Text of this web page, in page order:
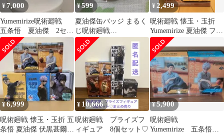
¥7,000
Yumemirize呪術廻戦
五条悟 夏油傑 2セッ
ト
¥599
夏油傑缶バッジ まるく
じ呪術廻戦
SummerMemories 浴衣
懐玉 高専
¥ 2,499
呪術廻戦 懐玉・玉折
Yumemirize 夏油傑 フィ
ギュア
¥6,999
呪術廻戦 懐玉・玉折 五
条悟 夏油傑 伏黒甚爾 5
¥ 10,666
呪術廻戦 プライズフ
ィギュア 8個セット♡
¥5,900
呪術廻戦
Yumemirize 五条悟